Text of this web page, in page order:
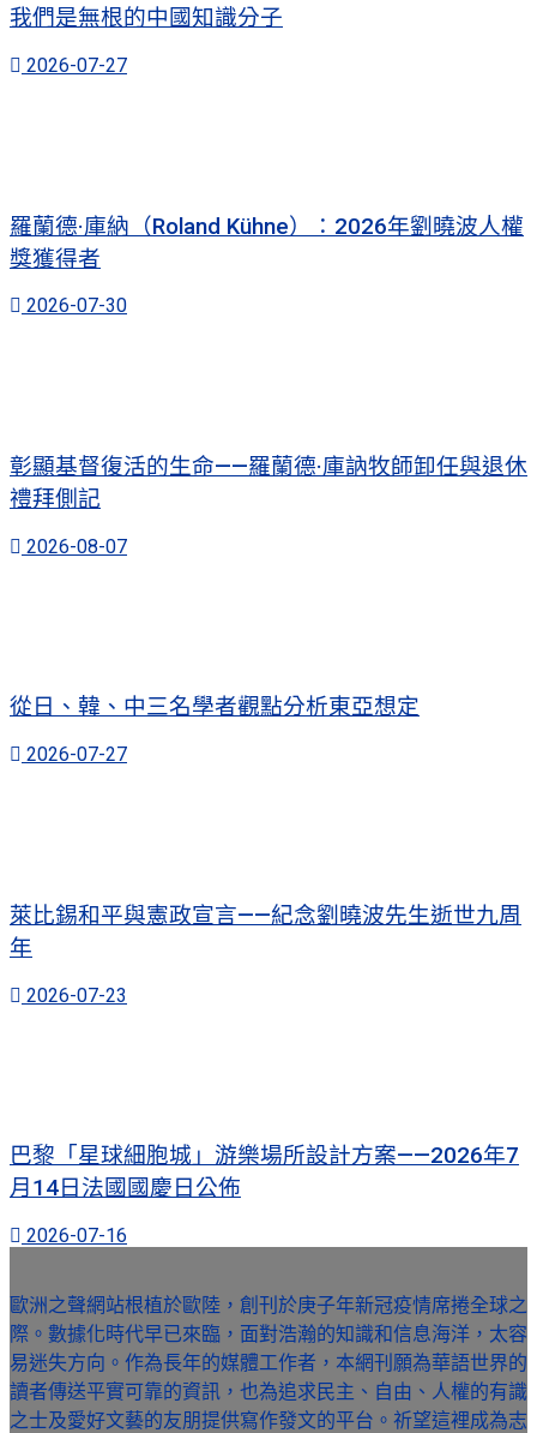
我們是無根的中國知識分子
2026-07-27
羅蘭德·庫納（Roland Kühne）：2026年劉曉波人權
獎獲得者
2026-07-30
彰顯基督復活的生命——羅蘭德·庫訥牧師卸任與退休
禮拜側記
2026-08-07
從日、韓、中三名學者觀點分析東亞想定
2026-07-27
萊比錫和平與憲政宣言——紀念劉曉波先生逝世九周
年
2026-07-23
巴黎「星球細胞城」游樂場所設計方案——2026年7
月14日法國國慶日公佈
2026-07-16
歐洲之聲網站根植於歐陸，創刊於庚子年新冠疫情席捲全球之
際。數據化時代早已來臨，面對浩瀚的知識和信息海洋，太容
易迷失方向。作為長年的媒體工作者，本網刊願為華語世界的
讀者傳送平實可靠的資訊，也為追求民主、自由、人權的有識
之士及愛好文藝的友朋提供寫作發文的平台。祈望這裡成為志